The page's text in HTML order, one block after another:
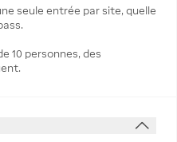
seule entrée par site, quelle
10 personnes, des